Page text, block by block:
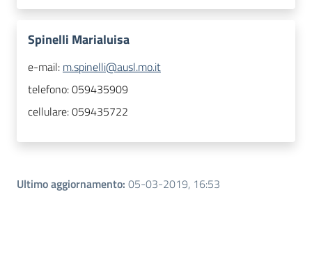
Spinelli Marialuisa
e-mail: m.spinelli@ausl.mo.it
telefono:059435909
cellulare:059435722
Ultimo aggiornamento: 05-03-2019, 16:53